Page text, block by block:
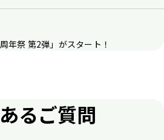
年祭 第2弾」がスタート！
るご質問